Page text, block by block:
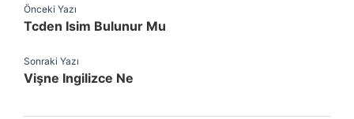
Önceki Yazı
Tcden Isim Bulunur Mu
Sonraki Yazı
Vişne Ingilizce Ne